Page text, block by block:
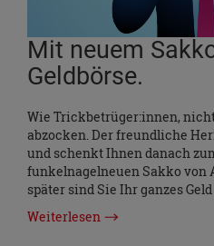
Mit neuem
Geldbörse.
Wie Trickbetrüger:innen,
abzocken. Der freundliche
und schenkt Ihnen danach
funkelnagelneuen Sakko von
später sind Sie Ihr ganzes
Weiterlesen